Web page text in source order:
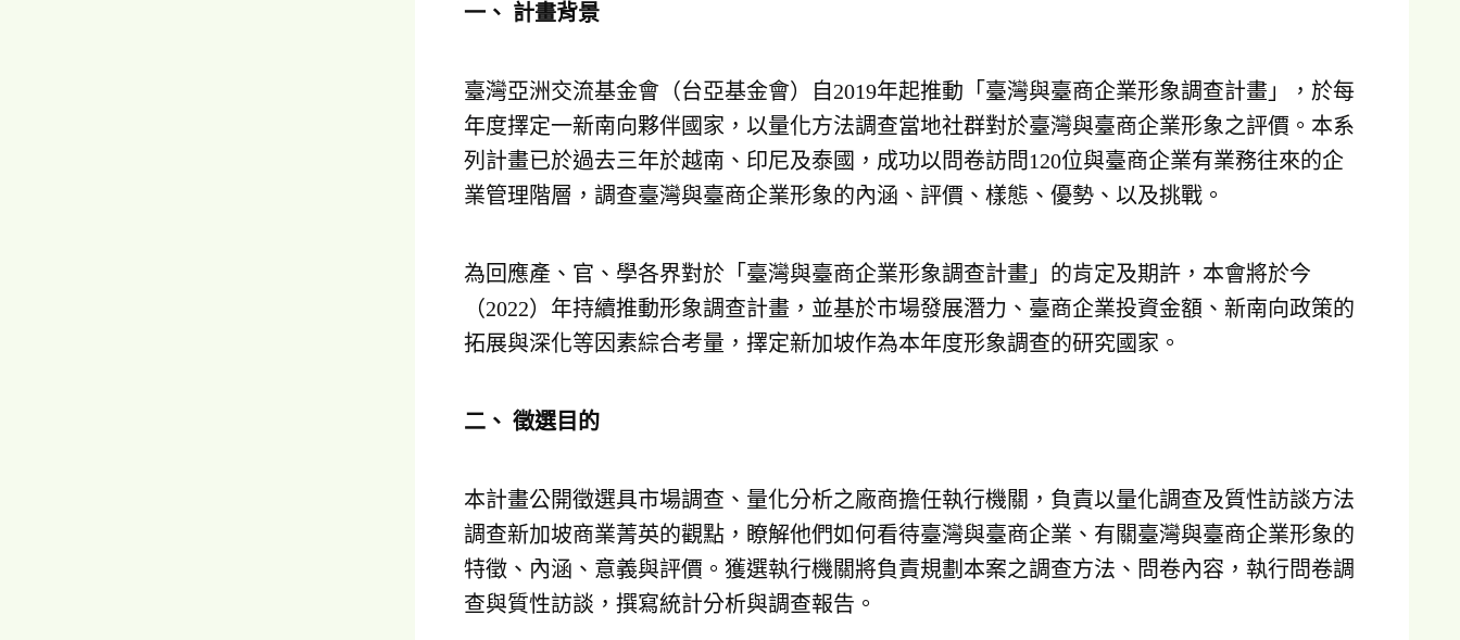
一、 計畫背景
臺灣亞洲交流基金會（台亞基金會）自2019年起推動「臺灣與臺商企業形象調查計畫」，於每
年度擇定一新南向夥伴國家，以量化方法調查當地社群對於臺灣與臺商企業形象之評價。本系
列計畫已於過去三年於越南、印尼及泰國，成功以問卷訪問120位與臺商企業有業務往來的企
業管理階層，調查臺灣與臺商企業形象的內涵、評價、樣態、優勢、以及挑戰。
為回應產、官、學各界對於「臺灣與臺商企業形象調查計畫」的肯定及期許，本會將於今
（2022）年持續推動形象調查計畫，並基於市場發展潛力、臺商企業投資金額、新南向政策的
拓展與深化等因素綜合考量，擇定新加坡作為本年度形象調查的研究國家。
二、 徵選目的
本計畫公開徵選具市場調查、量化分析之廠商擔任執行機關，負責以量化調查及質性訪談方法
調查新加坡商業菁英的觀點，瞭解他們如何看待臺灣與臺商企業、有關臺灣與臺商企業形象的
特徵、內涵、意義與評價。獲選執行機關將負責規劃本案之調查方法、問卷內容，執行問卷調
查與質性訪談，撰寫統計分析與調查報告。